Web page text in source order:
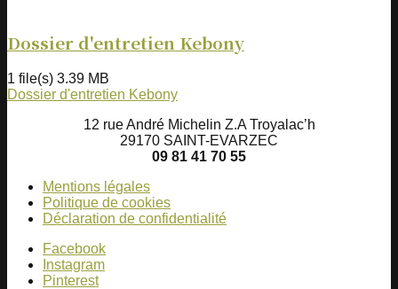
Dossier d'entretien Kebony
1 file(s) 3.39 MB
Dossier d'entretien Kebony
12 rue André Michelin Z.A Troyalac’h
29170 SAINT-EVARZEC
09 81 41 70 55
Mentions légales
Politique de cookies
Déclaration de confidentialité
Facebook
Instagram
Pinterest